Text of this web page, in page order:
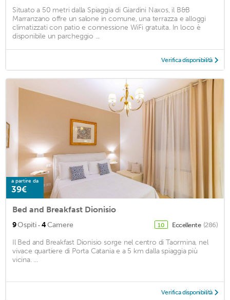
Situato a 50 metri dalla Spiaggia di Giardini Naxos, il B&B
Marranzano offre un salone in comune, una terrazza e alloggi
climatizzati con patio e connessione WiFi gratuita. In loco è
disponibile un parcheggio ...
Verifica disponibilità
a partire da
39€
Bed and Breakfast Dionisio
9Ospiti · 4Camere 10 Eccellente (286)
Il Bed and Breakfast Dionisio sorge nel centro di Taormina, nel
vivace quartiere di Porta Catania e a 5 km dalla spiaggia più
vicina. ...
Verifica disponibilità